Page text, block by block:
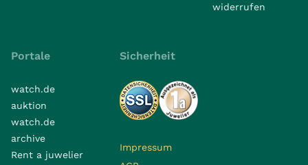
widerrufen
Portale
watch.de
auktion
watch.de
archive
Rent a juwelier
Sicherheit
Impressum